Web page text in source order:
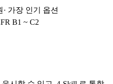
· 가장 인기 옵션
B1 ~ C2